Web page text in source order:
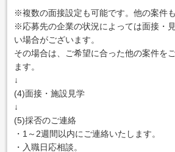
※複数の面接設定も可能です。他の案件も
※応募先の企業の状況によっては面接・
い場合がございます。
その場合は、ご希望に合った他の案件を
ます。
↓
(4)面接・施設見学
↓
(5)採否のご連絡
・1～2週間以内にご連絡いたします。
・入職日応相談。